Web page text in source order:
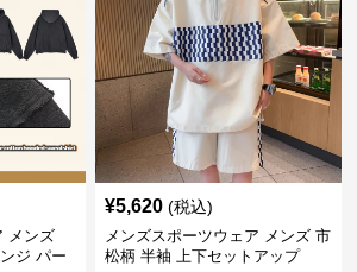
メンズ
ジ パー
¥5,620 (税込)
メンズスポーツウェア メンズ 市
松柄 半袖 上下セットアップ